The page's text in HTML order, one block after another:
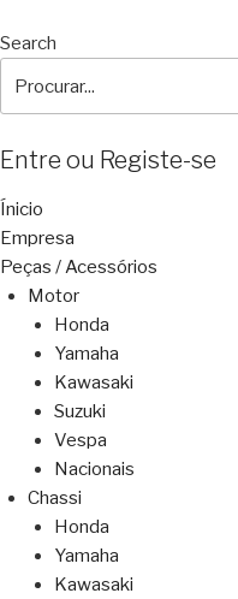
Search
Entre ou Registe-se
Ínicio
Empresa
Peças / Acessórios
Motor
Honda
Yamaha
Kawasaki
Suzuki
Vespa
Nacionais
Chassi
Honda
Yamaha
Kawasaki